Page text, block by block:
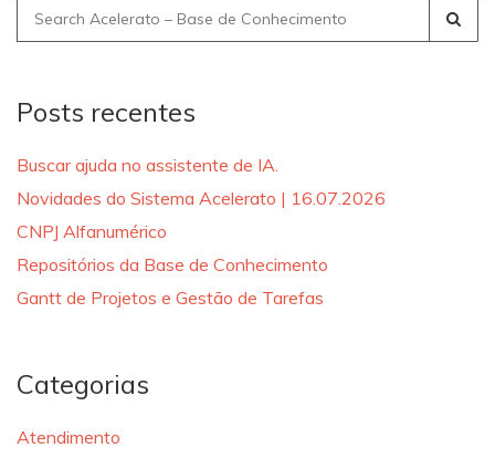
Search
for:
Posts recentes
Buscar ajuda no assistente de IA.
Novidades do Sistema Acelerato | 16.07.2026
CNPJ Alfanumérico
Repositórios da Base de Conhecimento
Gantt de Projetos e Gestão de Tarefas
Categorias
Atendimento